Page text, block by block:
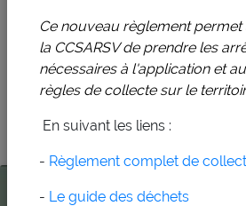
Ce nouveau règlement permet
la CCSARSV de prendre les
nécessaires à l'application et
règles de collecte sur le
En suivant les liens :
- Règlement complet de
- Le guide des déchets